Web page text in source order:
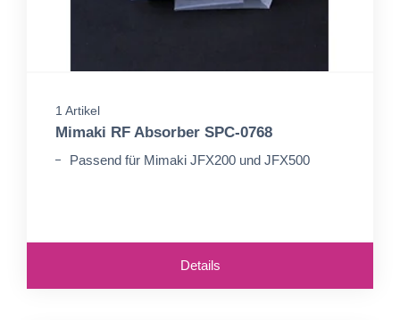
1 Artikel
Mimaki RF Absorber SPC-0768
Passend für Mimaki JFX200 und JFX500
Details